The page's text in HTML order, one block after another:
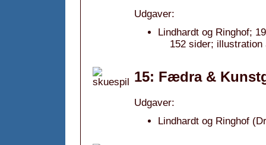
Udgaver:
Lindhardt og Ringhof;
152 sider; illustration
15: Fædra &
Udgaver:
Lindhardt og Ringhof